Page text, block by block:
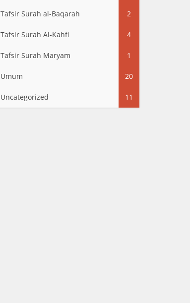
Tafsir Surah al-Baqarah 2
Tafsir Surah Al-Kahfi 4
Tafsir Surah Maryam 1
Umum 20
Uncategorized 11